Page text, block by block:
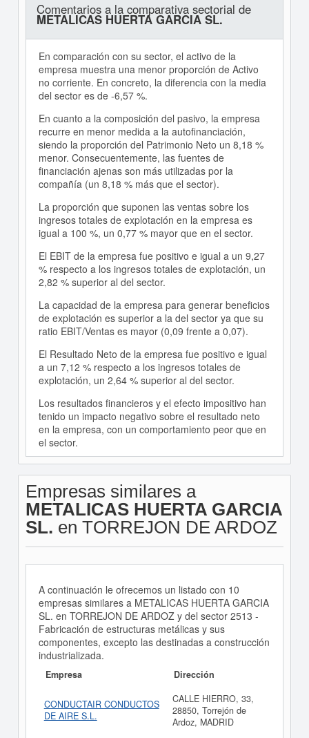
Comentarios a la comparativa sectorial de
METALICAS HUERTA GARCIA SL.
En comparación con su sector, el activo de la
empresa muestra una menor proporción de Activo
no corriente. En concreto, la diferencia con la media
del sector es de -6,57 %.
En cuanto a la composición del pasivo, la empresa
recurre en menor medida a la autofinanciación,
siendo la proporción del Patrimonio Neto un 8,18 %
menor. Consecuentemente, las fuentes de
financiación ajenas son más utilizadas por la
compañía (un 8,18 % más que el sector).
La proporción que suponen las ventas sobre los
ingresos totales de explotación en la empresa es
igual a 100 %, un 0,77 % mayor que en el sector.
El EBIT de la empresa fue positivo e igual a un 9,27
% respecto a los ingresos totales de explotación, un
2,82 % superior al del sector.
La capacidad de la empresa para generar beneficios
de explotación es superior a la del sector ya que su
ratio EBIT/Ventas es mayor (0,09 frente a 0,07).
El Resultado Neto de la empresa fue positivo e igual
a un 7,12 % respecto a los ingresos totales de
explotación, un 2,64 % superior al del sector.
Los resultados financieros y el efecto impositivo han
tenido un impacto negativo sobre el resultado neto
en la empresa, con un comportamiento peor que en
el sector.
Empresas similares a
METALICAS HUERTA GARCIA
SL. en TORREJON DE ARDOZ
A continuación le ofrecemos un listado con 10
empresas similares a METALICAS HUERTA GARCIA
SL. en TORREJON DE ARDOZ y del sector 2513 -
Fabricación de estructuras metálicas y sus
componentes, excepto las destinadas a construcción
industrializada.
Empresa Dirección
CONDUCTAIR CONDUCTOS
DE AIRE S.L.
CALLE HIERRO, 33,
28850, Torrejón de
Ardoz, MADRID